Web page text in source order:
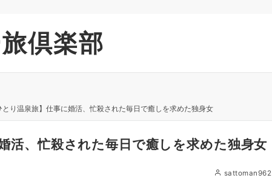
倶楽部
とり温泉旅】仕事に婚活、忙殺された毎日で癒しを求めた独身女
活、忙殺された毎日で癒しを求めた独身女
sattoman962